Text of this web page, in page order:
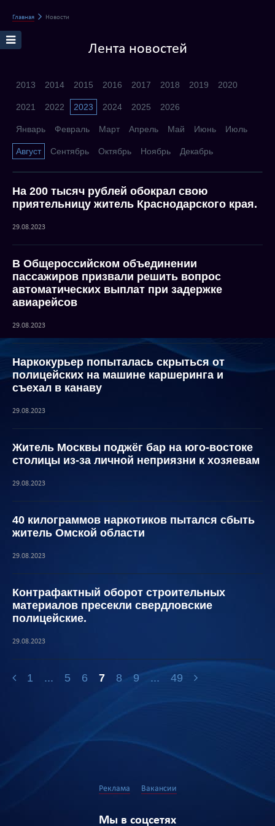
Главная Новости
Лента новостей
2013 2014 2015 2016 2017 2018 2019 2020
2021 2022 2023 2024 2025 2026
Январь Февраль Март Апрель Май Июнь Июль
Август Сентябрь Октябрь Ноябрь Декабрь
На 200 тысяч рублей обокрал свою
приятельницу житель Краснодарского края.
29.08.2023
В Общероссийском объединении
пассажиров призвали решить вопрос
автоматических выплат при задержке
авиарейсов
29.08.2023
Наркокурьер попыталась скрыться от
полицейских на машине каршеринга и
съехал в канаву
29.08.2023
Житель Москвы поджёг бар на юго-востоке
столицы из-за личной неприязни к хозяевам
29.08.2023
40 килограммов наркотиков пытался сбыть
житель Омской области
29.08.2023
Контрафактный оборот строительных
материалов пресекли свердловские
полицейские.
29.08.2023
1 ... 5 6 7 8 9 ... 49
Реклама Вакансии
Мы в соцсетях